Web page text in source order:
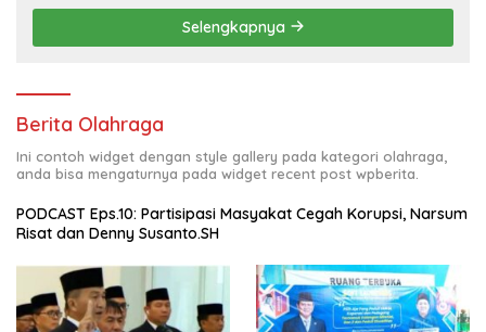
Selengkapnya
Berita Olahraga
Ini contoh widget dengan style gallery pada kategori olahraga,
anda bisa mengaturnya pada widget recent post wpberita.
PODCAST Eps.10: Partisipasi Masyakat Cegah Korupsi, Narsum
Risat dan Denny Susanto.SH